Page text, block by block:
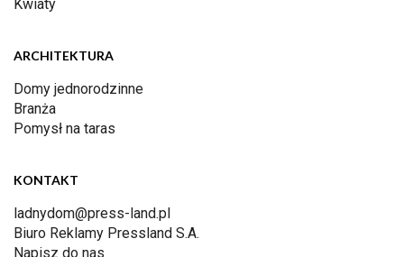
Kwiaty
ARCHITEKTURA
Domy jednorodzinne
Branża
Pomysł na taras
KONTAKT
ladnydom@press-land.pl
Biuro Reklamy Pressland S.A.
Napisz do nas